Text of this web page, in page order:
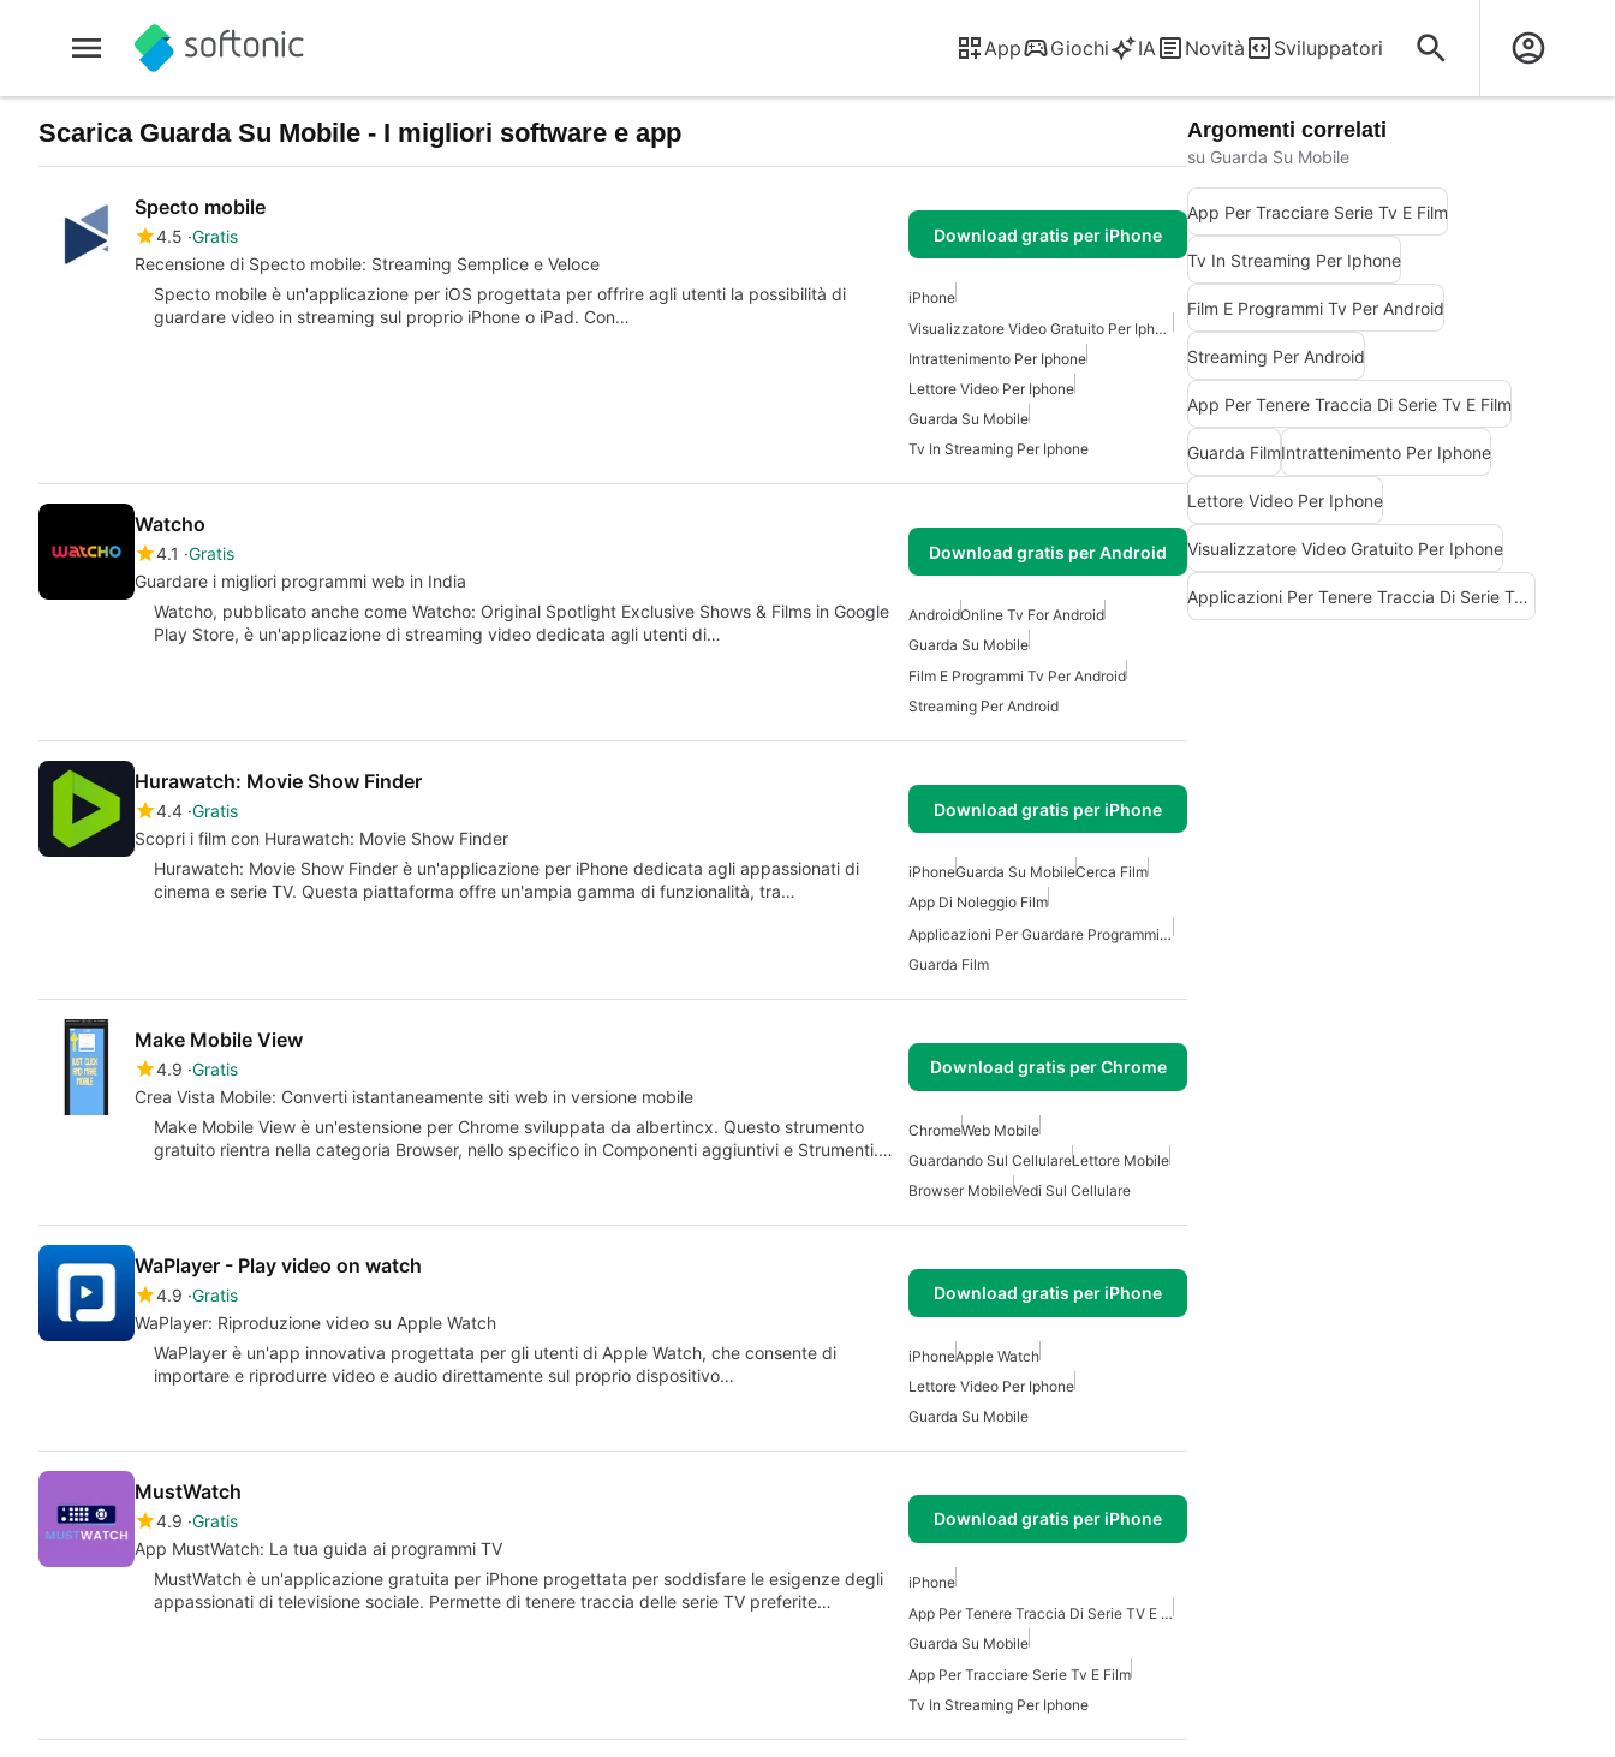
App Giochi IA Novità Sviluppatori
Scarica Guarda Su Mobile - I migliori software e app
Specto mobile
4.5 Gratis
Recensione di Specto mobile: Streaming Semplice e Veloce
Download gratis per iPhone
Specto mobile è un'applicazione per iOS progettata per offrire agli utenti la possibilità di
guardare video in streaming sul proprio iPhone o iPad. Con…
iPhone
Visualizzatore Video Gratuito Per Iphone
Intrattenimento Per Iphone
Lettore Video Per Iphone
Guarda Su Mobile
Tv In Streaming Per Iphone
Watcho
4.1 Gratis
Guardare i migliori programmi web in India
Download gratis per Android
Watcho, pubblicato anche come Watcho: Original Spotlight Exclusive Shows & Films in Google
Play Store, è un'applicazione di streaming video dedicata agli utenti di…
AndroidOnline Tv For Android
Guarda Su Mobile
Film E Programmi Tv Per Android
Streaming Per Android
Hurawatch: Movie Show Finder
4.4 Gratis
Scopri i film con Hurawatch: Movie Show Finder
Download gratis per iPhone
Hurawatch: Movie Show Finder è un'applicazione per iPhone dedicata agli appassionati di
cinema e serie TV. Questa piattaforma offre un'ampia gamma di funzionalità, tra…
iPhoneGuarda Su MobileCerca Film
App Di Noleggio Film
Applicazioni Per Guardare Programmi TV Sul Mio IPad
Guarda Film
Make Mobile View
4.9 Gratis
Crea Vista Mobile: Converti istantaneamente siti web in versione mobile
Download gratis per Chrome
Make Mobile View è un'estensione per Chrome sviluppata da albertincx. Questo strumento
gratuito rientra nella categoria Browser, nello specifico in Componenti aggiuntivi e Strumenti.…
ChromeWeb Mobile
Guardando Sul CellulareLettore Mobile
Browser MobileVedi Sul Cellulare
WaPlayer - Play video on watch
4.9 Gratis
WaPlayer: Riproduzione video su Apple Watch
Download gratis per iPhone
WaPlayer è un'app innovativa progettata per gli utenti di Apple Watch, che consente di
importare e riprodurre video e audio direttamente sul proprio dispositivo…
iPhoneApple Watch
Lettore Video Per Iphone
Guarda Su Mobile
MustWatch
4.9 Gratis
App MustWatch: La tua guida ai programmi TV
Download gratis per iPhone
MustWatch è un'applicazione gratuita per iPhone progettata per soddisfare le esigenze degli
appassionati di televisione sociale. Permette di tenere traccia delle serie TV preferite…
iPhone
App Per Tenere Traccia Di Serie TV E Film
Guarda Su Mobile
App Per Tracciare Serie Tv E Film
Tv In Streaming Per Iphone
Argomenti correlati
su Guarda Su Mobile
App Per Tracciare Serie Tv E Film
Tv In Streaming Per Iphone
Film E Programmi Tv Per Android
Streaming Per Android
App Per Tenere Traccia Di Serie Tv E Film
Guarda FilmIntrattenimento Per Iphone
Lettore Video Per Iphone
Visualizzatore Video Gratuito Per Iphone
Applicazioni Per Tenere Traccia Di Serie Tv E Film